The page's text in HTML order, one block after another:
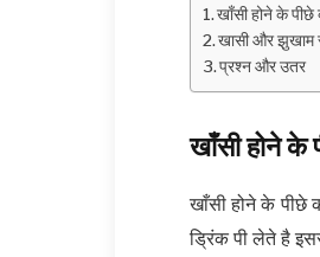
खाँसी होने के पीछे
खासी और झुखाम
प्रश्न और उतर
खाँसी होने के
खाँसी होने के पीछे
ड्रिंक पी लेते है